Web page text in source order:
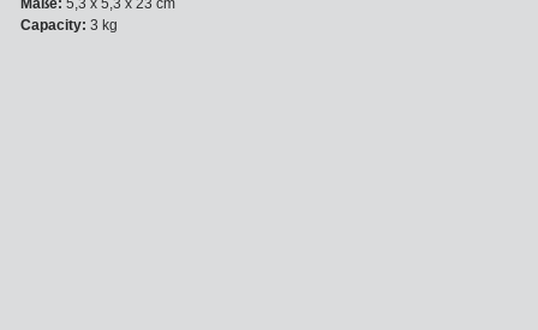
Maße: 5,3 x 5,3 x 23 cm
Capacity: 3 kg